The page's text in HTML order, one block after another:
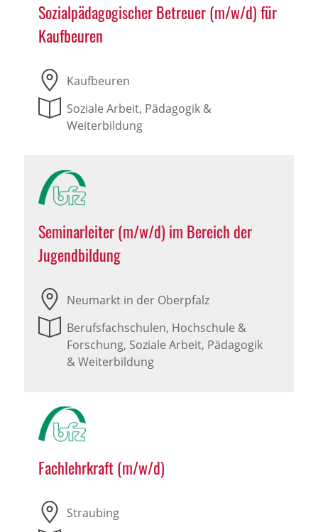
Sozialpädagogischer Betreuer (m/w/d) für
Kaufbeuren
Kaufbeuren
Soziale Arbeit, Pädagogik &
Weiterbildung
Seminarleiter (m/w/d) im Bereich der
Jugendbildung
Neumarkt in der Oberpfalz
Berufsfachschulen, Hochschule &
Forschung, Soziale Arbeit, Pädagogik
& Weiterbildung
Fachlehrkraft (m/w/d)
Straubing